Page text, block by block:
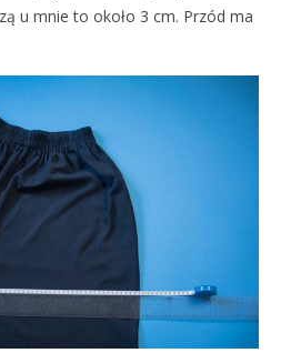
u mnie to około 3 cm. Przód ma